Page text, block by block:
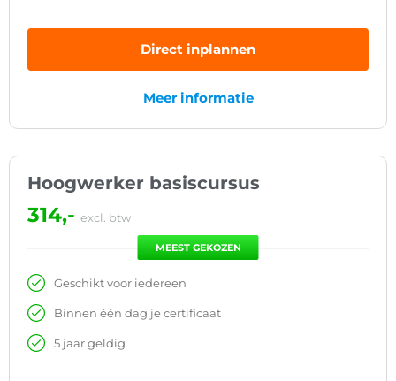
Direct inplannen
Meer informatie
Hoogwerker basiscursus
314,- excl. btw
MEEST GEKOZEN
Geschikt voor iedereen
Binnen één dag je certificaat
5 jaar geldig